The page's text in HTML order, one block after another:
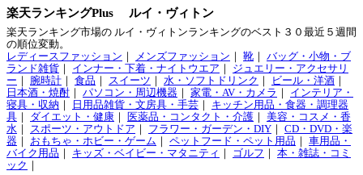
楽天ランキングPlus ルイ・ヴィトン
楽天ランキング市場の ルイ・ヴィトンランキングのベスト３０最近５週間
の順位変動。
レディースファッション
メンズファッション 靴
バッグ・小物・ブ
ランド雑貨
インナー・下着・ナイトウエア
ジュエリー・アクセサリ
ー
腕時計 食品 スイーツ 水・ソフトドリンク ビール・洋酒
日本酒・焼酎
パソコン・周辺機器 家電・AV・カメラ
インテリア・
寝具・収納
日用品雑貨・文房具・手芸
キッチン用品・食器・調理器
具
ダイエット・健康 医薬品・コンタクト・介護
美容・コスメ・香
水
スポーツ・アウトドア フラワー・ガーデン・DIY
CD・DVD・楽
器
おもちゃ・ホビー・ゲーム ペットフード・ペット用品
車用品・
バイク用品
キッズ・ベイビー・マタニティ ゴルフ
本・雑誌・コミ
ック